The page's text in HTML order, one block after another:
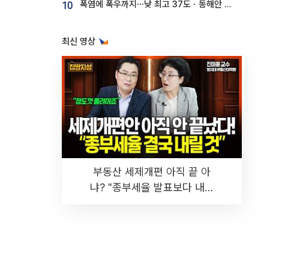
10 폭염에 폭우까지⋯낮 최고 37도ㆍ동해안 강한 비 [날씨]
최신 영상
부동산 세제개편 아직 끝 아
냐? "종부세율 발표보다 내릴